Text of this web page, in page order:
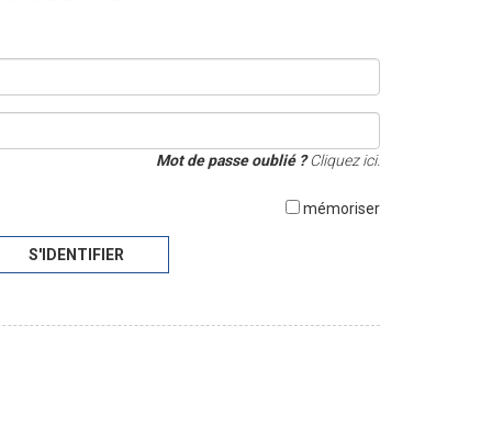
Mot de passe oublié ?Cliquez ici.
mémoriser
S'IDENTIFIER